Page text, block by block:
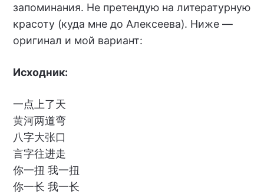
запоминания. Не претендую на литературную
красоту (куда мне до Алексеева). Ниже —
оригинал и мой вариант:
Исходник:
一点上了天
黄河两道弯
八字大张口
言字往进走
你一扭 我一扭
你一长 我一长